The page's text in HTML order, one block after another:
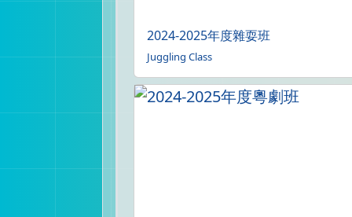
2024-2025年度雜耍班
Juggling Class